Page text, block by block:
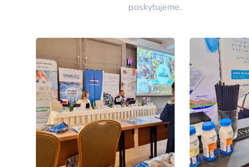
poskytujeme.